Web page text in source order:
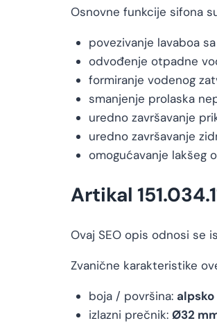
Osnovne funkcije sifona
povezivanje lavaboa
odvođenje otpadne
formiranje vodenog
smanjenje prolaska
uredno završavanje
uredno završavanje
omogućavanje lakšeg
Artikal
Ovaj SEO opis odnosi se
Zvanične karakteristike
boja / površina: alpsko
izlazni prečnik: Ø32